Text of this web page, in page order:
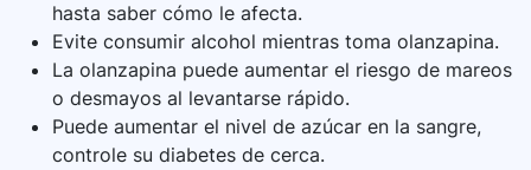
hasta saber cómo le afecta.
Evite consumir alcohol mientras toma olanzapina.
La olanzapina puede aumentar el riesgo de mareos
o desmayos al levantarse rápido.
Puede aumentar el nivel de azúcar en la sangre,
controle su diabetes de cerca.